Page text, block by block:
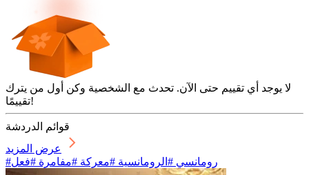
لا يوجد أي تقييم حتى الآن. تحدث مع الشخصية وكن أول من يترك
تقييمًا!
قوائم الدردشة
عرض المزيد
#رومانسي #الرومانسية #معركة #مفامرة #فعل